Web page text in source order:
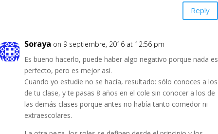
Reply
Soraya on 9 septiembre, 2016 at 12:56 pm
Es bueno hacerlo, puede haber algo negativo porque nada es
perfecto, pero es mejor así.
Cuando yo estudie no se hacía, resultado: sólo conoces a los
de tu clase, y te pasas 8 años en el cole sin conocer a los de
las demás clases porque antes no había tanto comedor ni
extraescolares.